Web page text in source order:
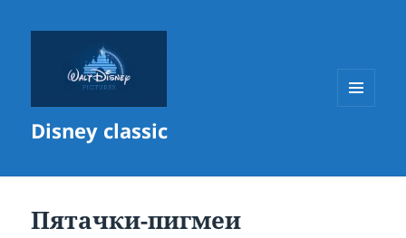
Disney classic
Пятачки-пигмеи